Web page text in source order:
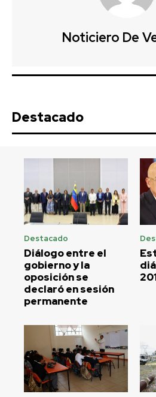
Noticiero De
Destacado
Destacado
Diálogo entre el
gobierno y la
oposición se
declaró en sesión
permanente